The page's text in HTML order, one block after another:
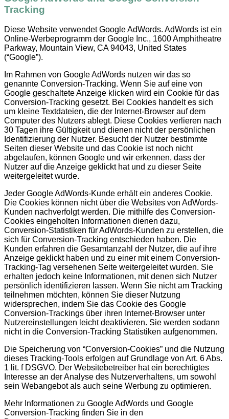
Tracking
Diese Website verwendet Google AdWords. AdWords ist ein
Online-Werbeprogramm der Google Inc., 1600 Amphitheatre
Parkway, Mountain View, CA 94043, United States
(“Google”).
Im Rahmen von Google AdWords nutzen wir das so
genannte Conversion-Tracking. Wenn Sie auf eine von
Google geschaltete Anzeige klicken wird ein Cookie für das
Conversion-Tracking gesetzt. Bei Cookies handelt es sich
um kleine Textdateien, die der Internet-Browser auf dem
Computer des Nutzers ablegt. Diese Cookies verlieren nach
30 Tagen ihre Gültigkeit und dienen nicht der persönlichen
Identifizierung der Nutzer. Besucht der Nutzer bestimmte
Seiten dieser Website und das Cookie ist noch nicht
abgelaufen, können Google und wir erkennen, dass der
Nutzer auf die Anzeige geklickt hat und zu dieser Seite
weitergeleitet wurde.
Jeder Google AdWords-Kunde erhält ein anderes Cookie.
Die Cookies können nicht über die Websites von AdWords-
Kunden nachverfolgt werden. Die mithilfe des Conversion-
Cookies eingeholten Informationen dienen dazu,
Conversion-Statistiken für AdWords-Kunden zu erstellen, die
sich für Conversion-Tracking entschieden haben. Die
Kunden erfahren die Gesamtanzahl der Nutzer, die auf ihre
Anzeige geklickt haben und zu einer mit einem Conversion-
Tracking-Tag versehenen Seite weitergeleitet wurden. Sie
erhalten jedoch keine Informationen, mit denen sich Nutzer
persönlich identifizieren lassen. Wenn Sie nicht am Tracking
teilnehmen möchten, können Sie dieser Nutzung
widersprechen, indem Sie das Cookie des Google
Conversion-Trackings über ihren Internet-Browser unter
Nutzereinstellungen leicht deaktivieren. Sie werden sodann
nicht in die Conversion-Tracking Statistiken aufgenommen.
Die Speicherung von “Conversion-Cookies” und die Nutzung
dieses Tracking-Tools erfolgen auf Grundlage von Art. 6 Abs.
1 lit. f DSGVO. Der Websitebetreiber hat ein berechtigtes
Interesse an der Analyse des Nutzerverhaltens, um sowohl
sein Webangebot als auch seine Werbung zu optimieren.
Mehr Informationen zu Google AdWords und Google
Conversion-Tracking finden Sie in den